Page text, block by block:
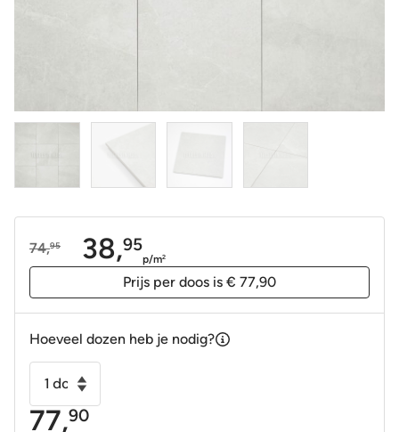
74,95
Oorspronkelijke
38,95
Huidige
p/m2
Prijs per doos is € 77,90
Hoeveel dozen heb je nodig?
Wandtegel
77,90